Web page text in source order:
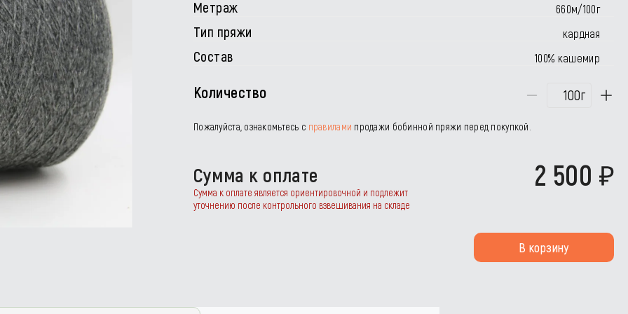
Метраж 660м/100г
Тип пряжи кардная
Состав 100% кашемир
Количество г
Пожалуйста, ознакомьтесь с правилами продажи бобинной пряжи перед покупкой.
Сумма к оплате 2 500
Сумма к оплате является ориентировочной и подлежит
уточнению после контрольного взвешивания на складе
В корзину